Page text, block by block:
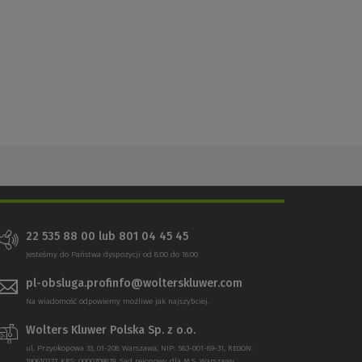
22 535 88 00 lub 801 04 45 45
Jesteśmy do Państwa dyspozycji od 8:00 do 16:00
pl-obsluga.profinfo@wolterskluwer.com
Na wiadomość odpowiemy możliwe jak najszybciej.
Wolters Kluwer Polska Sp. z o.o.
ul. Przyokopowa 33, 01-208 Warszawa; NIP: 583-001-89-31, REGON: